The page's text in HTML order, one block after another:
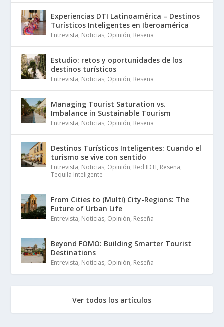
Experiencias DTI Latinoamérica – Destinos
Turísticos Inteligentes en Iberoamérica
Entrevista, Noticias, Opinión, Reseña
Estudio: retos y oportunidades de los
destinos turísticos
Entrevista, Noticias, Opinión, Reseña
Managing Tourist Saturation vs.
Imbalance in Sustainable Tourism
Entrevista, Noticias, Opinión, Reseña
Destinos Turísticos Inteligentes: Cuando el
turismo se vive con sentido
Entrevista, Noticias, Opinión, Red IDTI, Reseña,
Tequila Inteligente
From Cities to (Multi) City-Regions: The
Future of Urban Life
Entrevista, Noticias, Opinión, Reseña
Beyond FOMO: Building Smarter Tourist
Destinations
Entrevista, Noticias, Opinión, Reseña
Ver todos los artículos